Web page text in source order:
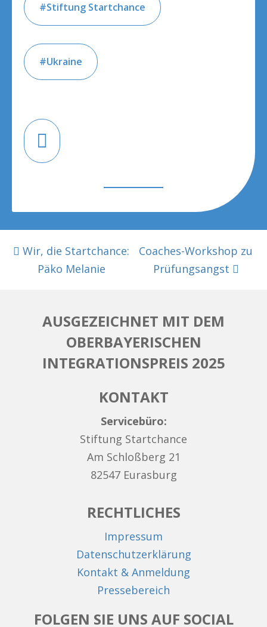
Stiftung Startchance
Ukraine
Wir, die Startchance:
Päko Melanie
Coaches-Workshop zu
Prüfungsangst
AUSGEZEICHNET MIT DEM
OBERBAYERISCHEN
INTEGRATIONSPREIS 2025
KONTAKT
Servicebüro:
Stiftung Startchance
Am Schloßberg 21
82547 Eurasburg
RECHTLICHES
Impressum
Datenschutzerklärung
Kontakt & Anmeldung
Pressebereich
FOLGEN SIE UNS AUF SOCIAL